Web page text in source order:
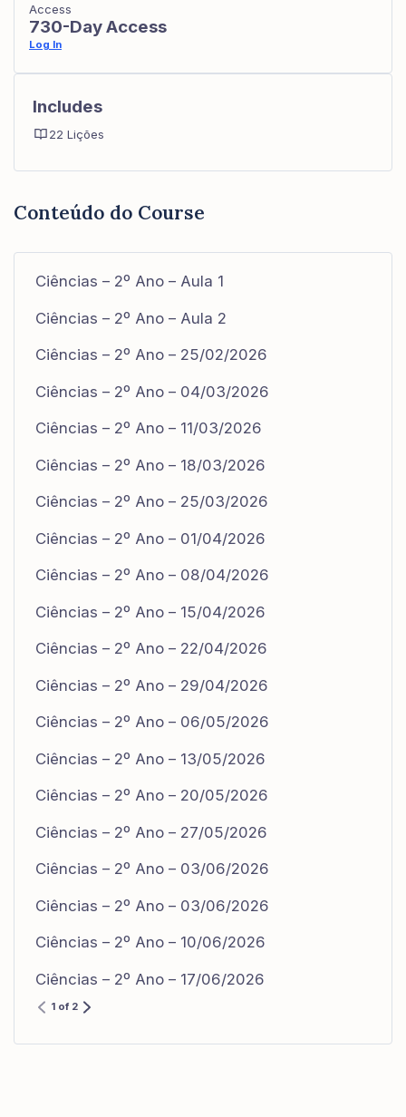
Conteúdo do Course
Ciências – 2º Ano – Aula 1
Ciências – 2º Ano – Aula 2
Ciências – 2º Ano – 25/02/2026
Ciências – 2º Ano – 04/03/2026
Ciências – 2º Ano – 11/03/2026
Ciências – 2º Ano – 18/03/2026
Ciências – 2º Ano – 25/03/2026
Ciências – 2º Ano – 01/04/2026
Ciências – 2º Ano – 08/04/2026
Ciências – 2º Ano – 15/04/2026
Ciências – 2º Ano – 22/04/2026
Ciências – 2º Ano – 29/04/2026
Ciências – 2º Ano – 06/05/2026
Ciências – 2º Ano – 13/05/2026
Ciências – 2º Ano – 20/05/2026
Ciências – 2º Ano – 27/05/2026
Ciências – 2º Ano – 03/06/2026
Ciências – 2º Ano – 03/06/2026
Ciências – 2º Ano – 10/06/2026
Ciências – 2º Ano – 17/06/2026
1 of 2
Access
730-Day Access
Log In
Includes
22 Lições